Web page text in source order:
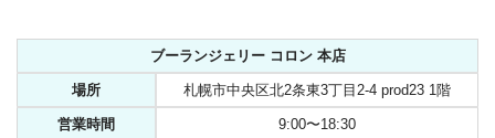
ブーランジェリー コロン 本店
場所 札幌市中央区北2条東3丁目2-4 prod23 1階
営業時間 9:00〜18:30